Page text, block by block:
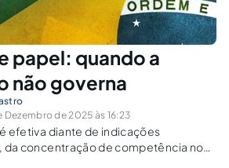
papel: quando a
não governa
Dezembro de 2025 às 16:23
efetiva diante de indicações
da concentração de competência no